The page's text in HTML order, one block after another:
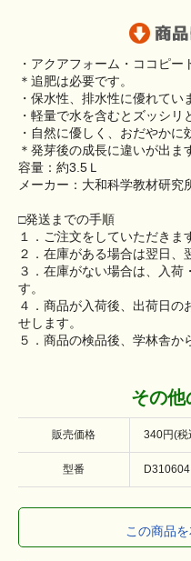
・アクアフォーム・ココピー
＊追肥は必要です。
・保水性、排水性に優れてい
・軽量で水を含むとズッシリ
・自然に優しく、おだやかに
＊発芽後の成長に違いが出ま
容量：約3.5Ｌ
メーカー：大和科学教材研究
□発送までの手順
１．ご注文をしていただきま
２．在庫がある場合は翌日、
３．在庫がない場合は、入荷
す。
４．商品が入荷後、出荷日の
せします。
５．商品の検品後、学林舎か
その他
販売価格 340円(税
型番 D310604
この商品